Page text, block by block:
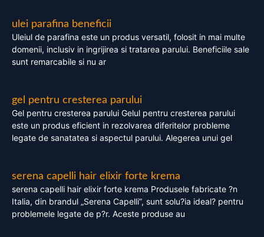
ulei parafina beneficii
Uleiul de parafina este un produs versatil, folosit in mai multe
domenii, inclusiv in ingrijirea si tratarea parului. Beneficiile sale
sunt remarcabile si nu ar
gel pentru cresterea parului
Gel pentru cresterea parului Gelul pentru cresterea parului
este un produs eficient in rezolvarea diferitelor probleme
legate de sanatatea si aspectul parului. Alegerea unui gel
serena capelli hair elixir forte krema
serena capelli hair elixir forte krema Produsele fabricate ?n
Italia, din brandul „Serena Capelli”, sunt solu?ia ideal? pentru
problemele legate de p?r. Aceste produse au